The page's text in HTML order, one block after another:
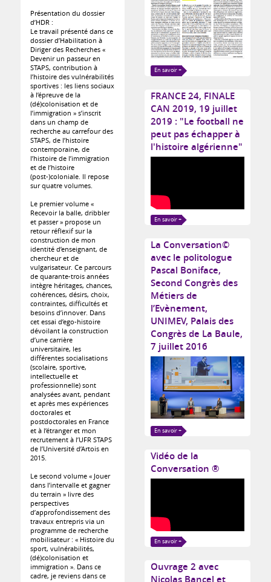
Présentation du dossier
d’HDR :
Le travail présenté dans ce
dossier d’Habilitation à
Diriger des Recherches «
Devenir un passeur en
STAPS, contribution à
l’histoire des vulnérabilités
sportives : les liens sociaux
à l’épreuve de la
(dé)colonisation et de
l’immigration » s’inscrit
dans un champ de
recherche au carrefour des
STAPS, de l’histoire
contemporaine, de
l’histoire de l’immigration
et de l’histoire
(post-)coloniale. Il repose
sur quatre volumes.
Le premier volume «
Recevoir la balle, dribbler
et passer » propose un
retour réflexif sur la
construction de mon
identité d’enseignant, de
chercheur et de
vulgarisateur. Ce parcours
de quarante-trois années
intègre héritages, chances,
cohérences, désirs, choix,
contraintes, difficultés et
besoins d’innover. Dans
cet essai d’ego-histoire
dévoilant la construction
d’une carrière
universitaire, les
différentes socialisations
(scolaire, sportive,
intellectuelle et
professionnelle) sont
analysées avant, pendant
et après mes expériences
doctorales et
postdoctorales en France
et à l’étranger et mon
recrutement à l’UFR STAPS
de l’Université d’Artois en
2015.
Le second volume « Jouer
dans l’intervalle et gagner
du terrain » livre des
perspectives
d’approfondissement des
travaux entrepris via un
programme de recherche
mobilisateur : « Histoire du
sport, vulnérabilités,
(dé)colonisation et
immigration ». Dans ce
cadre, je reviens dans ce
En savoir +
FRANCE 24, FINALE
CAN 2019, 19 juillet
2019 : "Le football ne
peut pas échapper à
l'histoire algérienne"
En savoir +
La Conversation©
avec le politologue
Pascal Boniface,
Second Congrès des
Métiers de
l’Evènement,
UNIMEV, Palais des
Congrès de La Baule,
7 juillet 2016
En savoir +
Vidéo de la
Conversation ®
En savoir +
Ouvrage 2 avec